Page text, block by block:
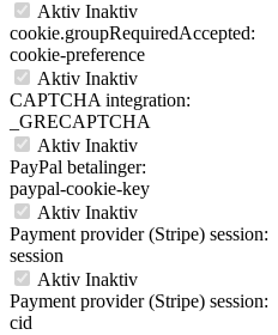
Aktiv Inaktiv
cookie.groupRequiredAccepted:
cookie-preference
Aktiv Inaktiv
CAPTCHA integration:
_GRECAPTCHA
Aktiv Inaktiv
PayPal betalinger:
paypal-cookie-key
Aktiv Inaktiv
Payment provider (Stripe) session:
session
Aktiv Inaktiv
Payment provider (Stripe) session:
cid